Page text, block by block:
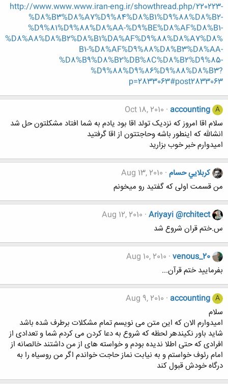
http://www.www.www.iran-eng.ir/showthread.php/220223-
%D8%B3%D8%A7%D9%84%D8%B1%D9%88%D8%B2-
%D9%81%D9%88%D8%AA-%D9%BE%D8%AF%D8%B1-
%D8%A8%D8%B2%D8%B1%DA%AF%D9%88%D8%A7%D8%
B1-%D8%AF%D9%88%D8%B3%D8%AA-
%D8%B9%D8%B2%DB%8C%D8%B2%D9%85-
%D9%88%D9%86%D9%88%D8%B3?
p=2833063#post2833063
A
accounting
Oct 18, 2010
سلام اقا امروز که نزدیک تولد اقا بود یادم به شما افتاد مشکلتون حل شد
انشالله که اینطور باشه وحاجتتون از اقا گرفتید
امیدوارم خبر خوب بزارید
كربلايي حسام Aug 13, 2010
من قسمت اولی که گفتید رو میخونم
Ariyayi @rchitect
Aug 12, 2010
س.ختم قران شروع شد
venous_20
Aug 10, 2010
بفرمایید ختم قرآن...
A
accounting
Aug 9, 2010
سلام
امیدوارم الان که این متن می نویسم تمام مشکلات برطرف شده باشد
شاید باور نکیندهر لحظه که شروع به دعا کردن می کردم شما و تعدادی از
افرادی که حتی اطلا ندیده بودم و خواسته های از من داشتند خالصانه از
امام رئوف خواستم و به نیابت نماز حاجت خواندم اگر من روسیاه را به
درگاه خودش قبول کند